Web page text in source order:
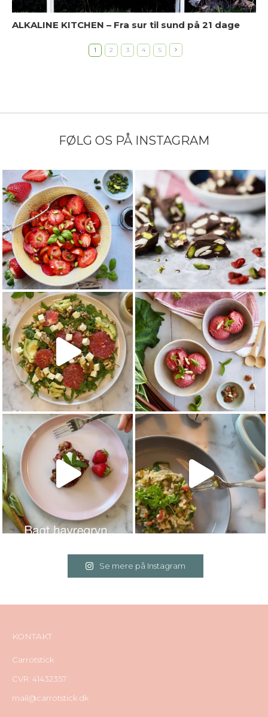
ALKALINE KITCHEN – Fra sur til sund på 21 dage
1 2 3 4 5
FØLG OS PÅ INSTAGRAM
Se mere på Instagram
KONTAKT
Carrotstick
CVR: 41432357
mail@carrotstick.dk